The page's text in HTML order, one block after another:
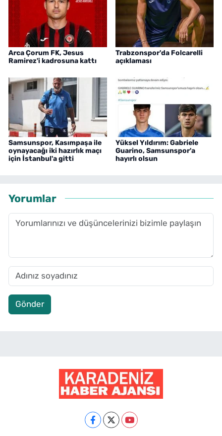
Arca Çorum FK, Jesus
Ramirez'i kadrosuna kattı
Trabzonspor'da Folcarelli
açıklaması
Samsunspor, Kasımpaşa ile
oynayacağı iki hazırlık maçı
için İstanbul'a gitti
Yüksel Yıldırım: Gabriele
Guarino, Samsunspor'a
hayırlı olsun
Yorumlar
Gönder